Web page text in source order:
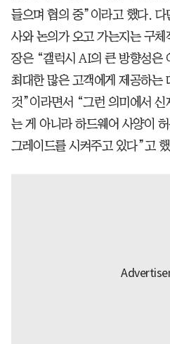
들으며 협의 중”이라고 했다. 다
사와 논의가 오고 가는지는 구
장은 “갤럭시 AI의 큰 방향성은
최대한 많은 고객에게 제공하는
것”이라면서 “그런 의미에서
는 게 아니라 하드웨어 사양이
그레이드를 시켜주고 있다”고